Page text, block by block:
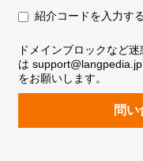
紹介コードを入力す
ドメインブロックなど
は
をお願いします。
問い